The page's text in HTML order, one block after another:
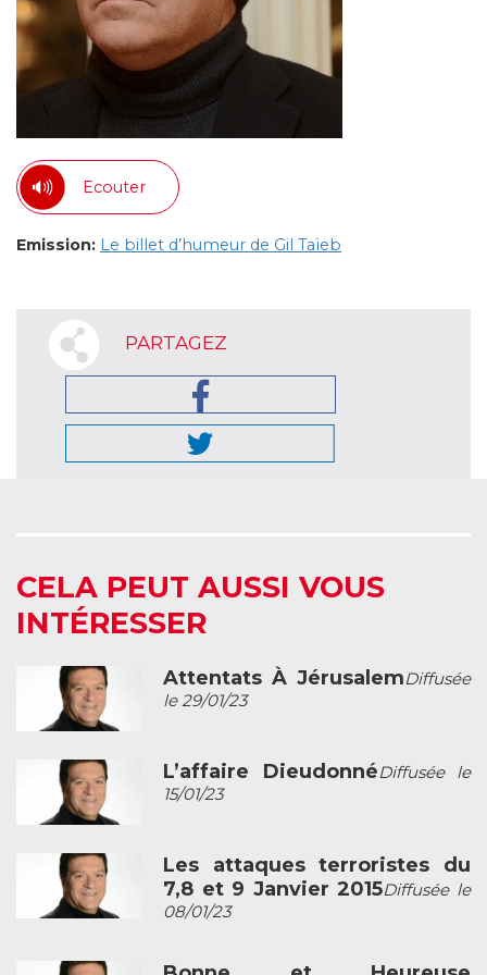
Ecouter
Emission: Le billet d’humeur de Gil Taïeb
PARTAGEZ
CELA PEUT AUSSI VOUS
INTÉRESSER
Attentats À JérusalemDiffusée
le 29/01/23
L’affaire DieudonnéDiffusée le
15/01/23
Les attaques terroristes du
7,8 et 9 Janvier 2015Diffusée le
08/01/23